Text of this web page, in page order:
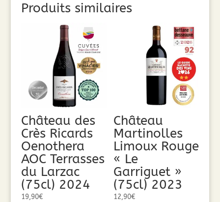
Produits similaires
Château des
Crès Ricards
Oenothera
AOC Terrasses
du Larzac
(75cl) 2024
19,90€
Château
Martinolles
Limoux Rouge
« Le
Garriguet »
(75cl) 2023
12,90€